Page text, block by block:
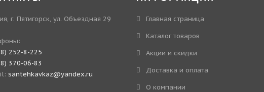
г. Пятигорск, ул. Объездная 29
252-8-225
370-06-83
santehkavkaz@yandex.ru
Главная страница
Каталог товаров
Акции и скидки
Доставка и оплата
О компании